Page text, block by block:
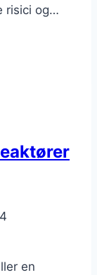
risici og…
en